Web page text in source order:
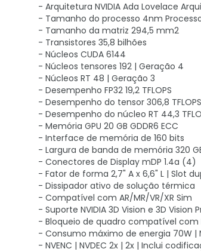
- Arquitetura NVIDIA Ada Lovelace
- Tamanho do processo 4nm Processo
- Tamanho da matriz 294,5 mm2
- Transistores 35,8 bilhões
- Núcleos CUDA 6144
- Núcleos tensores 192 | Geração 4
- Núcleos RT 48 | Geração 3
- Desempenho FP32 19,2 TFLOPS
- Desempenho do tensor 306,8 TFLOPS
- Desempenho do núcleo RT 44,3
- Memória GPU 20 GB GDDR6 ECC
- Interface de memória de 160 bits
- Largura de banda de memória 320
- Conectores de Display mDP 1.4a (4)
- Fator de forma 2,7" A x 6,6" L | Slot
- Dissipador ativo de solução térmica
- Compatível com AR/MR/VR/XR Sim
- Suporte NVIDIA 3D Vision e 3D
- Bloqueio de quadro compatível com
- Consumo máximo de energia 70W |
- NVENC | NVDEC 2x | 2x | Inclui